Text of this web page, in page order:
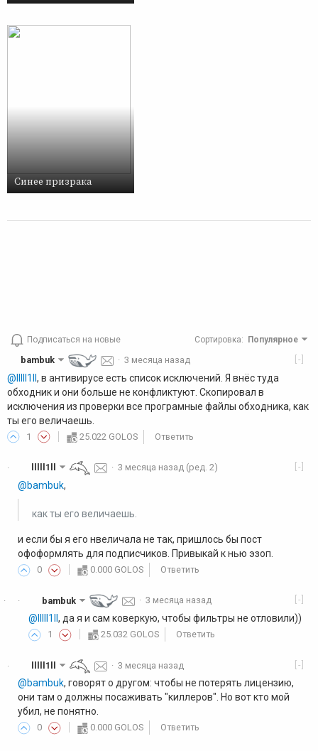
Синее призрака
Подписаться на новые Сортировка: Популярное
[-]
bambuk · 3 месяца назад
@lllll1ll, в антивирусе есть список исключений. Я внёс туда
обходник и они больше не конфликтуют. Скопировал в
исключения из проверки все програмные файлы обходника, как
ты его величаешь.
1 25.022 GOLOS Ответить
· [-]
lllll1ll ·3 месяца назад (ред. 2)
@bambuk,
как ты его величаешь.
и если бы я его нвеличала не так, пришлось бы пост
офоформлять для подписчиков. Привыкай к нью эзоп.
0 0.000 GOLOS Ответить
·
· [-]
bambuk · 3 месяца назад
@lllll1ll , да я и сам коверкую, чтобы фильтры не отловили))
1 25.032 GOLOS Ответить
· [-]
lllll1ll ·3 месяца назад
@bambuk, говорят о другом: чтобы не потерять лицензию,
они там о должны посаживать "киллеров". Но вот кто мой
убил, не понятно.
0 0.000 GOLOS Ответить